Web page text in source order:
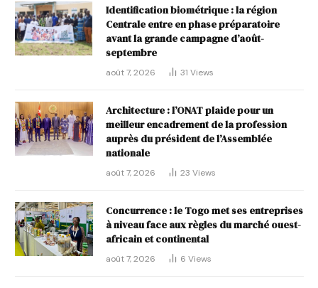
Identification biométrique : la région
Centrale entre en phase préparatoire
avant la grande campagne d’août-
septembre
août 7, 2026 31 Views
Architecture : l’ONAT plaide pour un
meilleur encadrement de la profession
auprès du président de l’Assemblée
nationale
août 7, 2026 23 Views
Concurrence : le Togo met ses entreprises
à niveau face aux règles du marché ouest-
africain et continental
août 7, 2026 6 Views